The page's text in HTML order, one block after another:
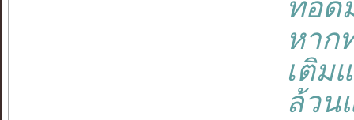
ทอด
หาก
เติม
ล้วน